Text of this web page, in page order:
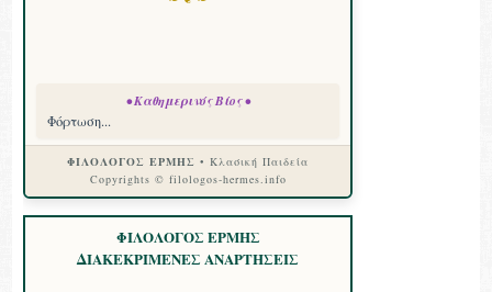
• Καθημερινός Βίος •
Φόρτωση...
ΦΙΛΟΛΟΓΟΣ ΕΡΜΗΣ • Κλασική Παιδεία
Copyrights © filologos-hermes.info
ΦΙΛΟΛΟΓΟΣ ΕΡΜΗΣ
ΔΙΑΚΕΚΡΙΜΕΝΕΣ ΑΝΑΡΤΗΣΕΙΣ